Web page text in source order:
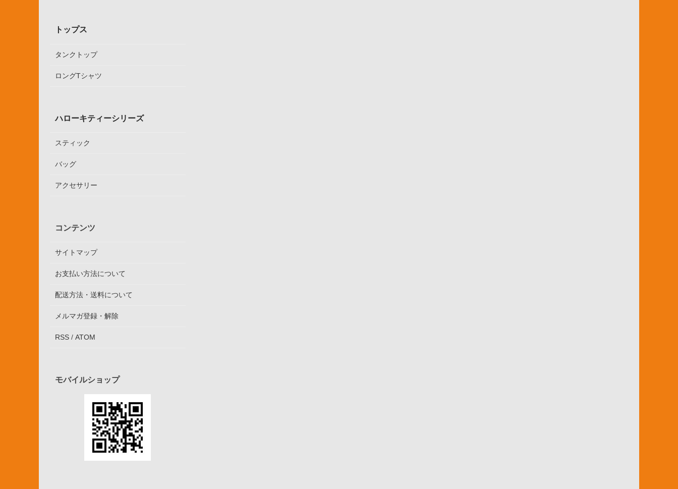
トップス
タンクトップ
ロングTシャツ
ハローキティーシリーズ
スティック
バッグ
アクセサリー
コンテンツ
サイトマップ
お支払い方法について
配送方法・送料について
メルマガ登録・解除
RSS/ ATOM
モバイルショップ